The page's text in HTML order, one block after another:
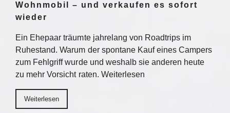
Wohnmobil – und verkaufen es sofort
wieder
Ein Ehepaar träumte jahrelang von Roadtrips im
Ruhestand. Warum der spontane Kauf eines Campers
zum Fehlgriff wurde und weshalb sie anderen heute
zu mehr Vorsicht raten. Weiterlesen
Weiterlesen